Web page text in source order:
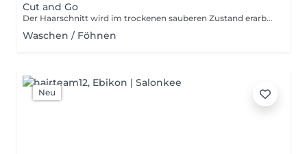
Cut and Go
Der Haarschnitt wird im trockenen sauberen Zustand erarbeitet.
Waschen / Föhnen
Neu